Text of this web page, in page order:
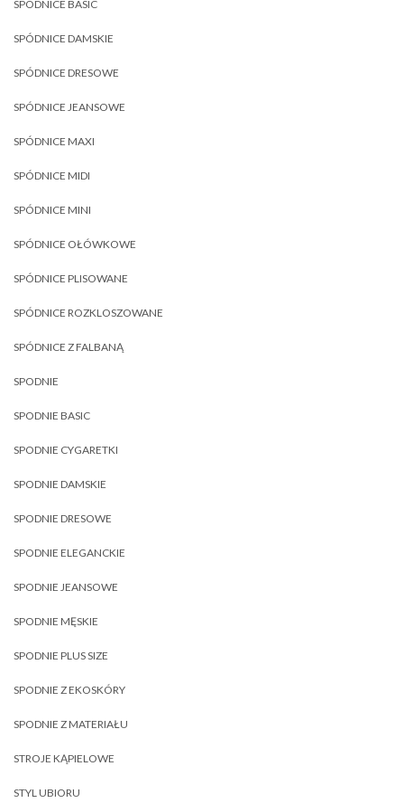
SPÓDNICE BASIC
SPÓDNICE DAMSKIE
SPÓDNICE DRESOWE
SPÓDNICE JEANSOWE
SPÓDNICE MAXI
SPÓDNICE MIDI
SPÓDNICE MINI
SPÓDNICE OŁÓWKOWE
SPÓDNICE PLISOWANE
SPÓDNICE ROZKLOSZOWANE
SPÓDNICE Z FALBANĄ
SPODNIE
SPODNIE BASIC
SPODNIE CYGARETKI
SPODNIE DAMSKIE
SPODNIE DRESOWE
SPODNIE ELEGANCKIE
SPODNIE JEANSOWE
SPODNIE MĘSKIE
SPODNIE PLUS SIZE
SPODNIE Z EKOSKÓRY
SPODNIE Z MATERIAŁU
STROJE KĄPIELOWE
STYL UBIORU